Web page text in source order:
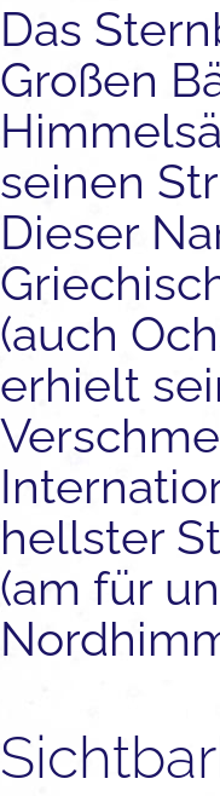
Das
Großen
seinen
Dieser
(auch
erhielt
hellster
(am für